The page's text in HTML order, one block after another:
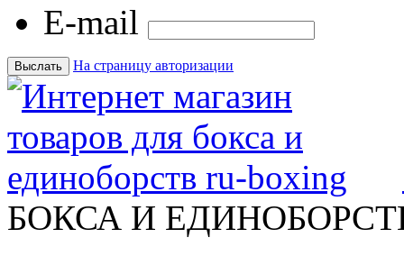
E-mail
На страницу авторизации
БОКСА И